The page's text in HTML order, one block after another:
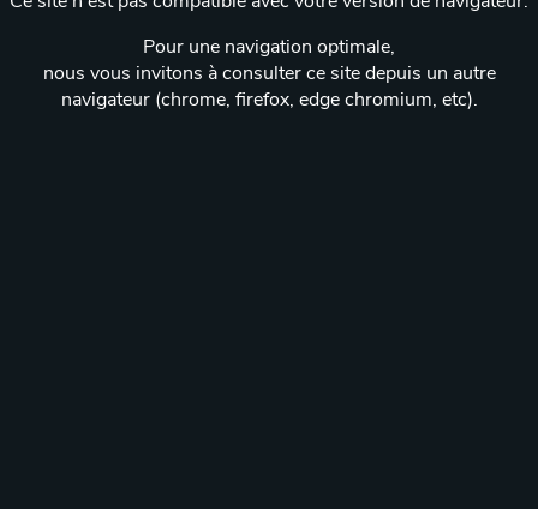
Pour une navigation optimale,
nous vous invitons à consulter ce site depuis un autre
navigateur (chrome, firefox, edge chromium, etc).